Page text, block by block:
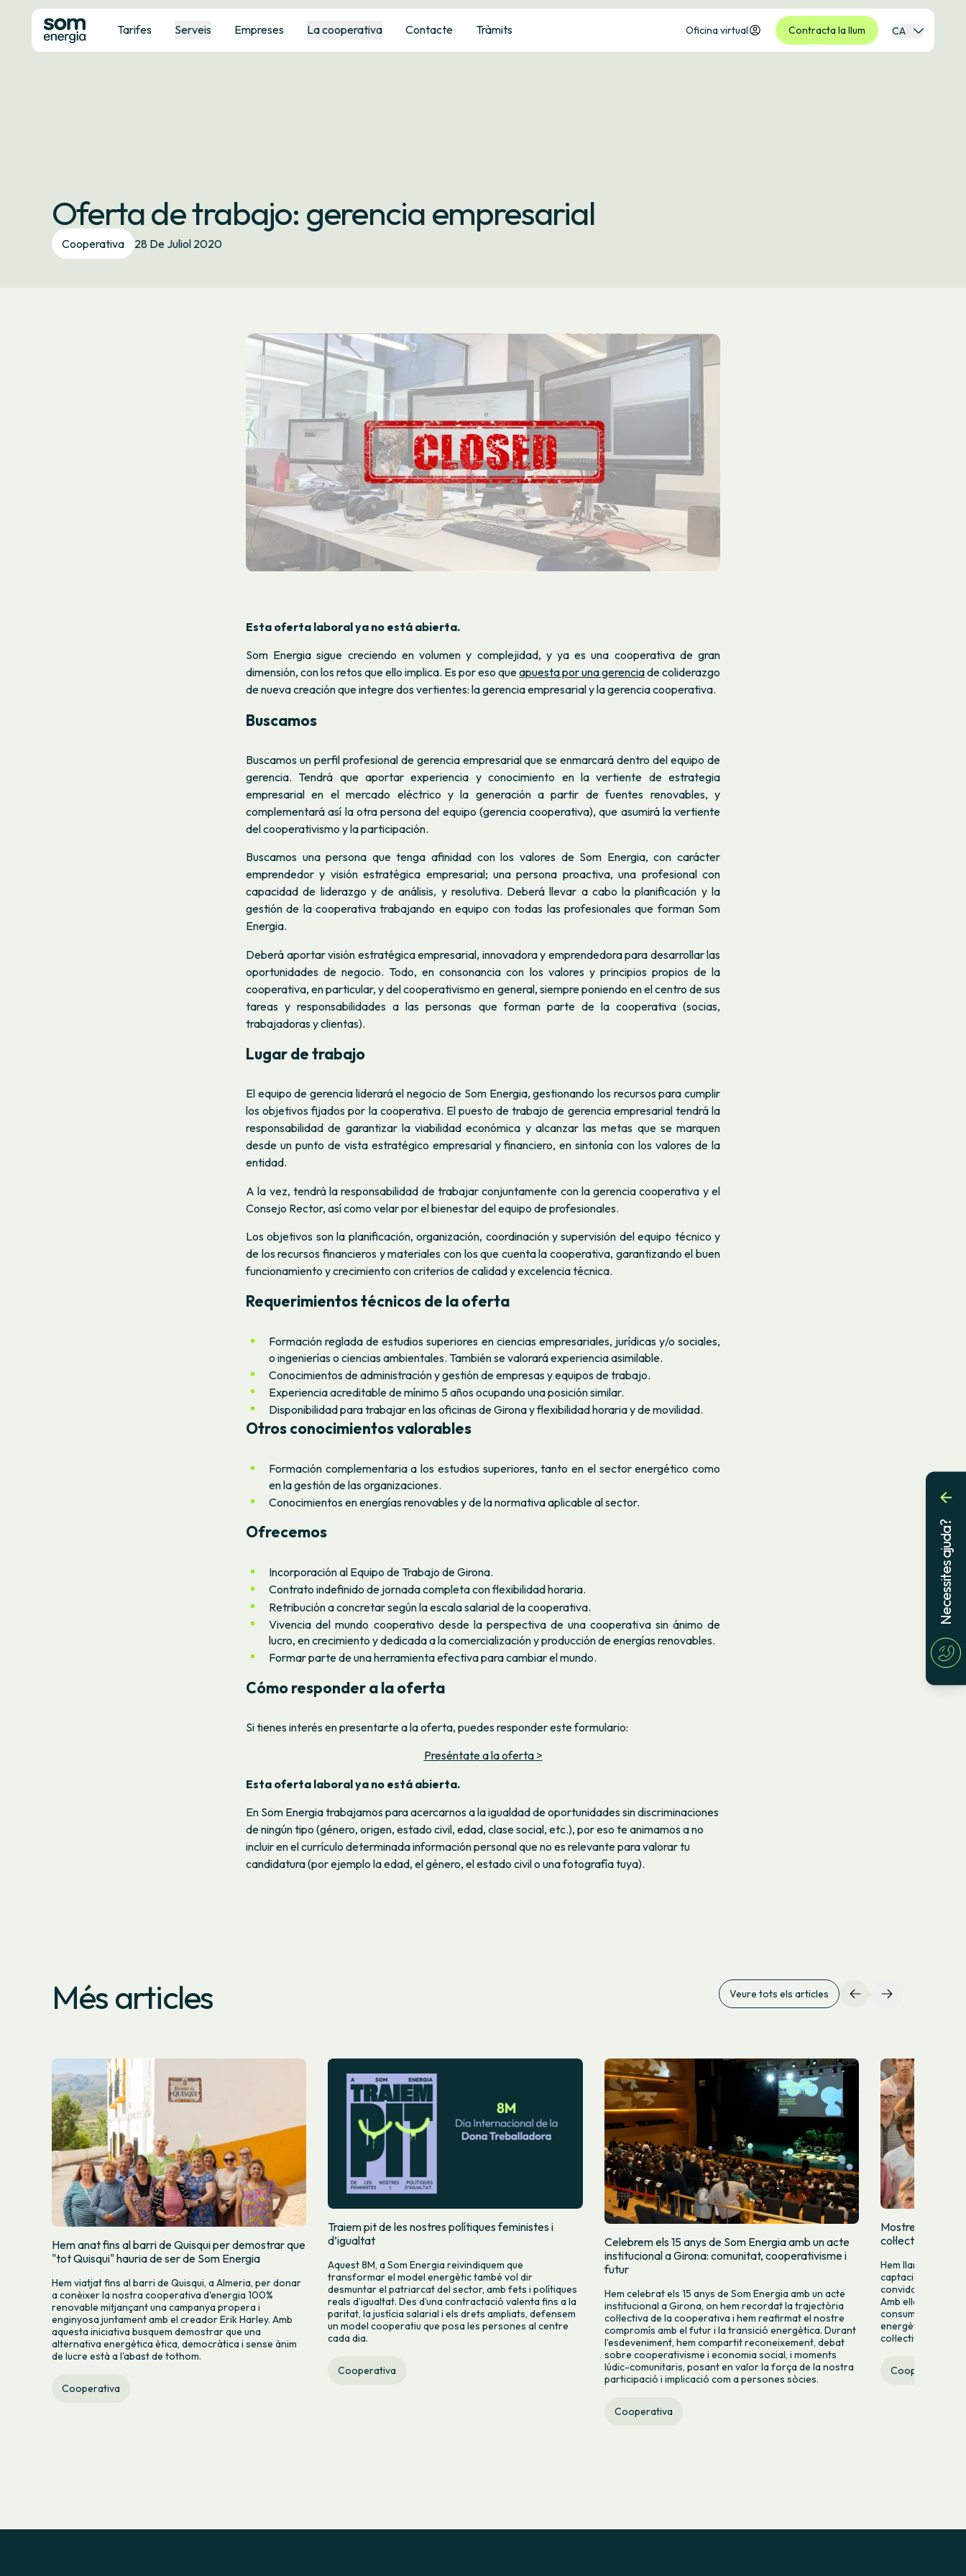
Tarifes Serveis Empreses La cooperativa Contacte Tràmits Oficina virtual Contracta la llum CA
Oferta de trabajo: gerencia empresarial
Cooperativa 28 De Juliol 2020
Esta oferta laboral ya no está abierta.
Som Energia sigue creciendo en volumen y complejidad, y ya es una cooperativa de gran
dimensión, con los retos que ello implica. Es por eso queapuesta por una gerenciade coliderazgo
de nueva creación que integre dos vertientes: la gerencia empresarial y la gerencia cooperativa.
Buscamos
Buscamos un perfil profesional de gerencia empresarial que se enmarcará dentro del equipo de
gerencia. Tendrá que aportar experiencia y conocimiento en la vertiente de estrategia
empresarial en el mercado eléctrico y la generación a partir de fuentes renovables, y
complementará así la otra persona del equipo (gerencia cooperativa), que asumirá la vertiente
del cooperativismo y la participación.
Buscamos una persona que tenga afinidad con los valores de Som Energia, con carácter
emprendedor y visión estratégica empresarial; una persona proactiva, una profesional con
capacidad de liderazgo y de análisis, y resolutiva. Deberá llevar a cabo la planificación y la
gestión de la cooperativa trabajando en equipo con todas las profesionales que forman Som
Energia.
Deberá aportar visión estratégica empresarial, innovadora y emprendedora para desarrollar las
oportunidades de negocio. Todo, en consonancia con los valores y principios propios de la
cooperativa, en particular, y del cooperativismo en general, siempre poniendo en el centro de sus
tareas y responsabilidades a las personas que forman parte de la cooperativa (socias,
trabajadoras y clientas).
Lugar de trabajo
El equipo de gerencia liderará el negocio de Som Energia, gestionando los recursos para cumplir
los objetivos fijados por la cooperativa. El puesto de trabajo de gerencia empresarial tendrá la
responsabilidad de garantizar la viabilidad económica y alcanzar las metas que se marquen
desde un punto de vista estratégico empresarial y financiero, en sintonía con los valores de la
entidad.
A la vez, tendrá la responsabilidad de trabajar conjuntamente con la gerencia cooperativa y el
Consejo Rector, así como velar por el bienestar del equipo de profesionales.
Los objetivos son la planificación, organización, coordinación y supervisión del equipo técnico y
de los recursos financieros y materiales con los que cuenta la cooperativa, garantizando el buen
funcionamiento y crecimiento con criterios de calidad y excelencia técnica.
Requerimientos técnicos de la oferta
Formación reglada de estudios superiores en ciencias empresariales, jurídicas y/o sociales,
o ingenierías o ciencias ambientales. También se valorará experiencia asimilable.
Conocimientos de administración y gestión de empresas y equipos de trabajo.
Experiencia acreditable de mínimo 5 años ocupando una posición similar.
Disponibilidad para trabajar en las oficinas de Girona y flexibilidad horaria y de movilidad.
Otros conocimientos valorables
Formación complementaria a los estudios superiores, tanto en el sector energético como
en la gestión de las organizaciones.
Conocimientos en energías renovables y de la normativa aplicable al sector.
Ofrecemos
Incorporación al Equipo de Trabajo de Girona.
Contrato indefinido de jornada completa con flexibilidad horaria.
Retribución a concretar según la escala salarial de la cooperativa.
Vivencia del mundo cooperativo desde la perspectiva de una cooperativa sin ánimo de
lucro, en crecimiento y dedicada a la comercialización y producción de energías renovables.
Formar parte de una herramienta efectiva para cambiar el mundo.
Cómo responder a la oferta
Si tienes interés en presentarte a la oferta, puedes responder este formulario:
Preséntate a la oferta >
Esta oferta laboral ya no está abierta.
En Som Energia trabajamos para acercarnos a la igualdad de oportunidades sin discriminaciones
de ningún tipo (género, origen, estado civil, edad, clase social, etc.), por eso te animamos a no
incluir en el currículo determinada información personal que no es relevante para valorar tu
candidatura (por ejemplo la edad, el género, el estado civil o una fotografía tuya).
Més articles Veure tots els articles
Hem anat fins al barri de Quisqui per demostrar que
"tot Quisqui" hauria de ser de Som Energia
Hem viatjat fins al barri de Quisqui, a Almeria, per donar
a conèixer la nostra cooperativa d'energia 100%
renovable mitjançant una campanya propera i
enginyosa juntament amb el creador Erik Harley. Amb
aquesta iniciativa busquem demostrar que una
alternativa energètica ètica, democràtica i sense ànim
de lucre està a l'abast de tothom.
Cooperativa
Traiem pit de les nostres polítiques feministes i
d’igualtat
Aquest 8M, a Som Energia reivindiquem que
transformar el model energètic també vol dir
desmuntar el patriarcat del sector, amb fets i polítiques
reals d’igualtat. Des d’una contractació valenta fins a la
paritat, la justícia salarial i els drets ampliats, defensem
un model cooperatiu que posa les persones al centre
cada dia.
Cooperativa
Celebrem els 15 anys de Som Energia amb un acte
institucional a Girona: comunitat, cooperativisme i
futur
Hem celebrat els 15 anys de Som Energia amb un acte
institucional a Girona, on hem recordat la trajectòria
col·lectiva de la cooperativa i hem reafirmat el nostre
compromís amb el futur i la transició energètica. Durant
l’esdeveniment, hem compartit reconeixement, debat
sobre cooperativisme i economia social, i moments
lúdic-comunitaris, posant en valor la força de la nostra
participació i implicació com a persones sòcies.
Cooperativa
Mostrem qui
col·lectivament
Hem llançat una
captació per
convidar més
Amb ella volem
consumir energia
energètic des de
col·lectiva.
Cooperativa
Necessites ajuda?